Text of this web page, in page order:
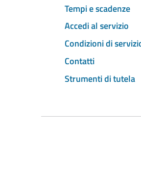
Tempi e scadenze
Accedi al servizio
Condizioni di
Contatti
Strumenti di tutela